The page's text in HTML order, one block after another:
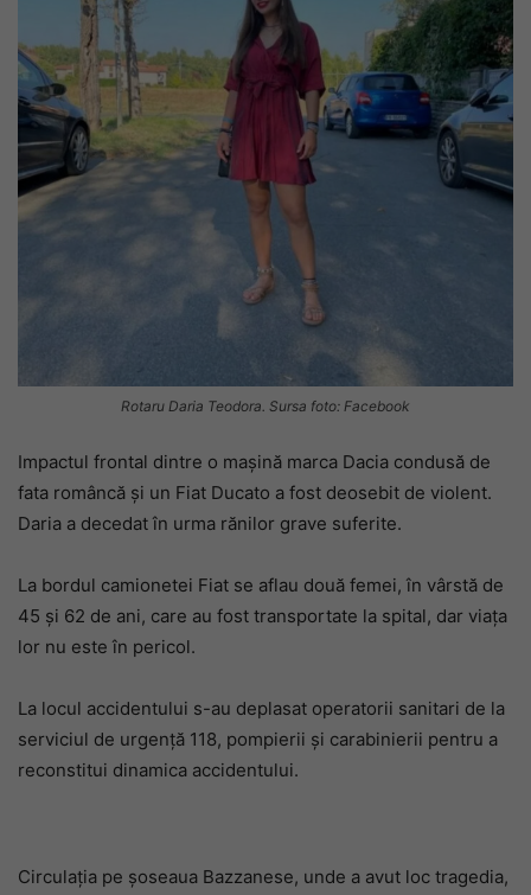
Rotaru Daria Teodora. Sursa foto: Facebook
Impactul frontal dintre o mașină marca Dacia condusă de
fata româncă și un Fiat Ducato a fost deosebit de violent.
Daria a decedat în urma rănilor grave suferite.
La bordul camionetei Fiat se aflau două femei, în vârstă de
45 și 62 de ani, care au fost transportate la spital, dar viața
lor nu este în pericol.
La locul accidentului s-au deplasat operatorii sanitari de la
serviciul de urgență 118, pompierii și carabinierii pentru a
reconstitui dinamica accidentului.
Circulația pe șoseaua Bazzanese, unde a avut loc tragedia,